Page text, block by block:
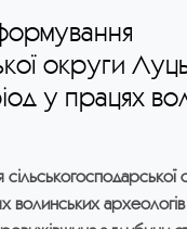
періоду. На основі
околиць у процесі
округи
у працях
волинських